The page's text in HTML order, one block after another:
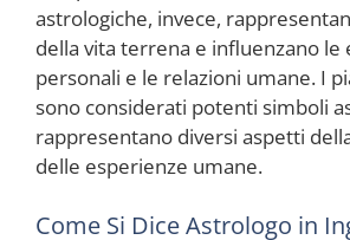
astrologiche, invece,
della vita terrena e influenzano le
personali e le relazioni umane. I
sono considerati potenti simboli
rappresentano diversi aspetti
delle esperienze umane.
Come Si Dice Astrologo in